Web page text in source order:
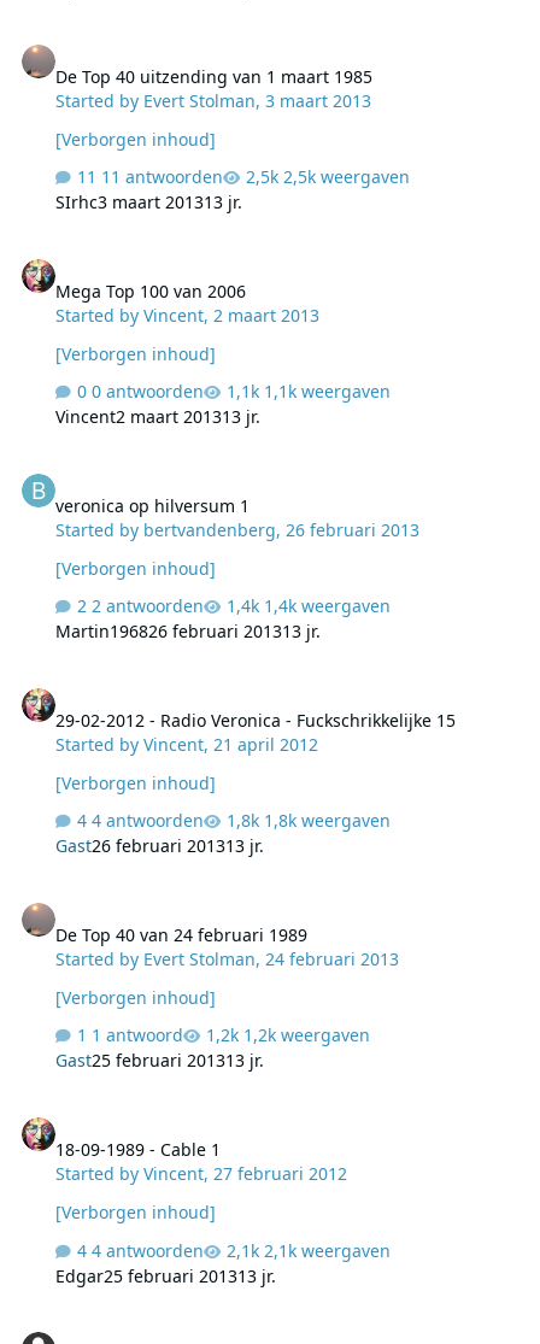
De Top 40 uitzending van 1 maart 1985
Started by Evert Stolman,3 maart 2013
[Verborgen inhoud]
11 antwoorden
2,5k weergaven
SIrhc3 maart 201313 jr.
Mega Top 100 van 2006
Started byVincent, 2 maart 2013
[Verborgen inhoud]
0 antwoorden
1,1k weergaven
Vincent2 maart 201313 jr.
veronica op hilversum 1
Started by bertvandenberg, 26 februari 2013
[Verborgen inhoud]
2 antwoorden
1,4k weergaven
Martin196826 februari 201313 jr.
29-02-2012 - Radio Veronica - Fuckschrikkelijke 15
Started byVincent, 21 april 2012
[Verborgen inhoud]
4 antwoorden
1,8k weergaven
Gast26 februari 201313 jr.
De Top 40 van 24 februari 1989
Started by Evert Stolman, 24 februari 2013
[Verborgen inhoud]
1 antwoord
1,2k weergaven
Gast25 februari 201313 jr.
18-09-1989 - Cable 1
Started byVincent,27 februari 2012
[Verborgen inhoud]
4 antwoorden
2,1k weergaven
Edgar25 februari 201313 jr.